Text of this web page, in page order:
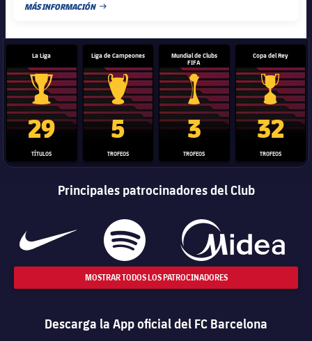
MÁS INFORMACIÓN
FECHA DE PUBLICACIÓN
La Liga
Trofeo de La Liga
29
TÍTULOS
Liga de Campeones
Trofeo de la Liga de Campeones
5
TROFEOS
Mundial de Clubs
FIFA
Trofeo del Mundial de
3
TROFEOS
Copa del Rey
Copa del
32
TROFEOS
Principales patrocinadores del Club
MOSTRAR TODOS LOS PATROCINADORES
Descarga la App oficial del FC Barcelona